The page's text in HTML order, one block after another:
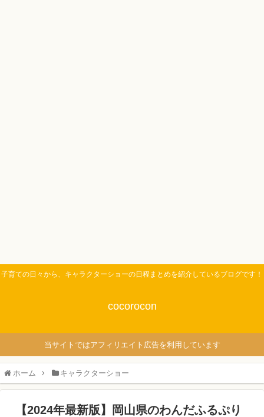
子育ての日々から、キャラクターショーの日程まとめを紹介しているブログです！
cocorocon
当サイトではアフィリエイト広告を利用しています
ホーム キャラクターショー
【2024年最新版】岡山県のわんだふるぷり